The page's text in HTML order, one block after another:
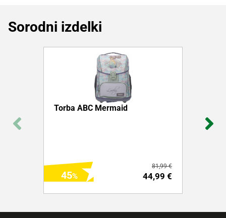
Sorodni izdelki
Torba ABC Mermaid
44,99 €
81,99 €
45